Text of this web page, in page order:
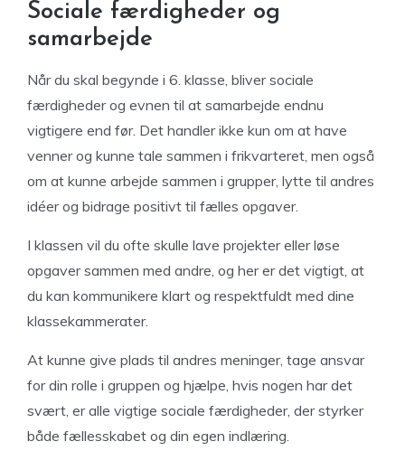
Sociale færdigheder og
samarbejde
Når du skal begynde i 6. klasse, bliver sociale
færdigheder og evnen til at samarbejde endnu
vigtigere end før. Det handler ikke kun om at have
venner og kunne tale sammen i frikvarteret, men også
om at kunne arbejde sammen i grupper, lytte til andres
idéer og bidrage positivt til fælles opgaver.
I klassen vil du ofte skulle lave projekter eller løse
opgaver sammen med andre, og her er det vigtigt, at
du kan kommunikere klart og respektfuldt med dine
klassekammerater.
At kunne give plads til andres meninger, tage ansvar
for din rolle i gruppen og hjælpe, hvis nogen har det
svært, er alle vigtige sociale færdigheder, der styrker
både fællesskabet og din egen indlæring.